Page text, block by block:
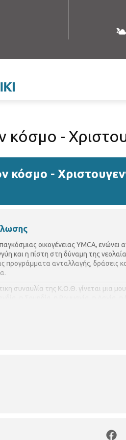
-
κόσμο -
οικογένειας YMCA,
και η πίστη στη δύναμη της
προγράμματα ανταλλαγής, δράσεις
συναυλία της Κ.Ο.Θ. γίνεται μια
μας.